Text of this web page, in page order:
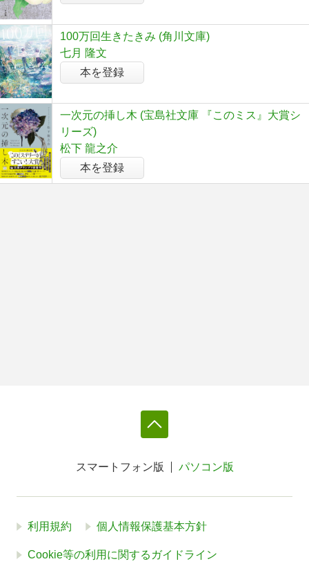
100万回生きたきみ (角川文庫)
七月 隆文
本を登録
一次元の挿し木 (宝島社文庫 『このミス』大賞シ
リーズ)
松下 龍之介
本を登録
スマートフォン版 パソコン版
利用規約 個人情報保護基本方針
Cookie等の利用に関するガイドライン